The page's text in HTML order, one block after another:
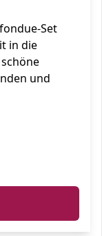
Set
in die
und